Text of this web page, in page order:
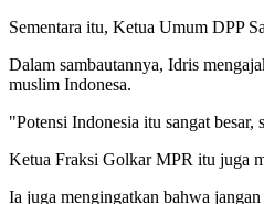
Sementara itu, Ketua Umum DPP
Dalam sambautannya, Idris
muslim Indonesa.
"Potensi Indonesia itu sangat
Ketua Fraksi Golkar MPR itu juga
Ia juga mengingatkan bahwa